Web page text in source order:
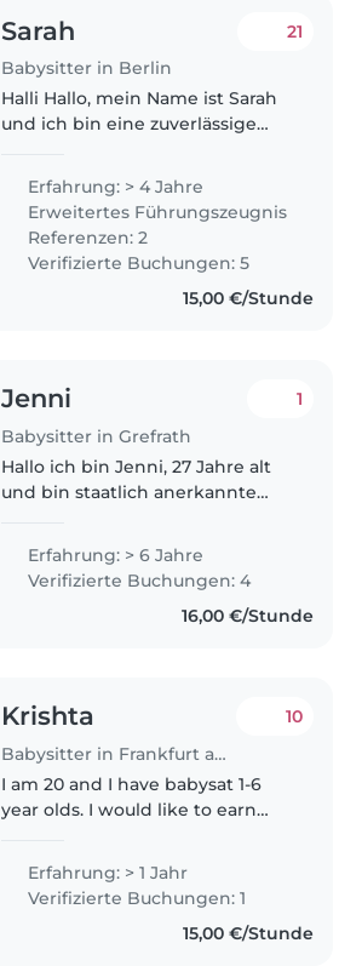
Sarah
Babysitter in Berlin
21
Halli Hallo, mein Name ist Sarah
und ich bin eine zuverlässige
die mit ganzem Herzen dafür
sorgt, dass Kinder nicht nur
sicher sind, sondern auch eine..
Erfahrung: > 4 Jahre
Erweitertes Führungszeugnis
Referenzen: 2
Verifizierte Buchungen: 5
15,00 €/Stunde
Jenni
Babysitter in Grefrath
1
Hallo ich bin Jenni, 27 Jahre alt
und bin staatlich anerkannte
einer wohneinrichtung für
Menschen mit Behinderung. Ich
habe diverse Praktika in Kitas..
Erfahrung: > 6 Jahre
Verifizierte Buchungen: 4
16,00 €/Stunde
Krishta
Babysitter in Frankfurt am Main
10
I am 20 and I have babysat 1-6
year olds. I would like to earn
travel or meals now that I am in
Germany for university. I can
help with homework, keeping..
Erfahrung: > 1 Jahr
Verifizierte Buchungen: 1
15,00 €/Stunde